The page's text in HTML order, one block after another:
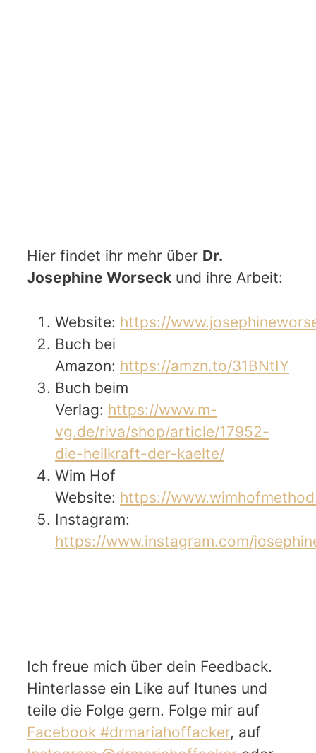
Hier findet ihr mehr über Dr.
Josephine Worseck und ihre Arbeit:
Website: https://
Buch bei
Amazon: https://amzn.to/31BNtIY
Buch beim
Verlag: https://www.m-
vg.de/riva/shop/article/17952-
die-heilkraft-der-kaelte/
Wim Hof
Website: https://
Instagram:
https://www.instagram.com/
Ich freue mich über dein Feedback.
Hinterlasse ein Like auf Itunes und
teile die Folge gern. Folge mir auf
Facebook #drmariahoffacker, auf